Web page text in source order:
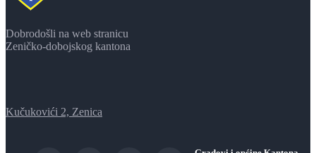
Dobrodošli na web stranicu
Zeničko-dobojskog kantona
Kučukovići 2, Zenica